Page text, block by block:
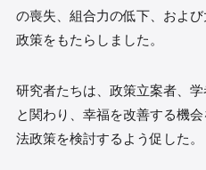
の喪失、組合力の低下、およ
政策をもたらしました。
研究者たちは、政策立案者、
と関わり、幸福を改善する機
法政策を検討するよう促した。